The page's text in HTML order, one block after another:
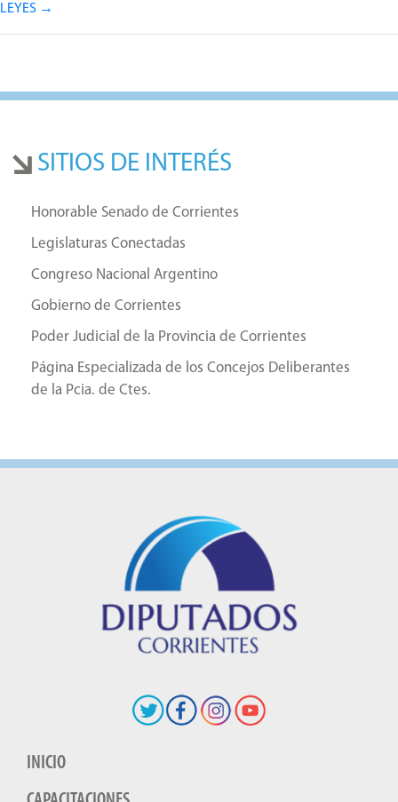
LEYES
SITIOS DE INTERÉS
Honorable Senado de Corrientes
Legislaturas Conectadas
Congreso Nacional Argentino
Gobierno de Corrientes
Poder Judicial de la Provincia de Corrientes
Página Especializada de los Concejos Deliberantes
de la Pcia. de Ctes.
INICIO